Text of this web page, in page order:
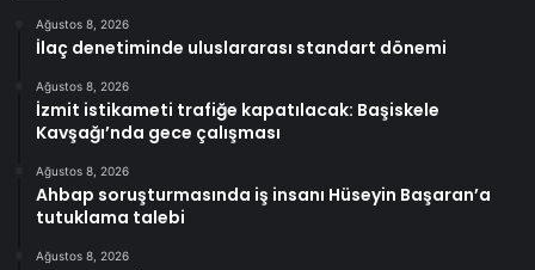
Ağustos 8, 2026
İlaç denetiminde uluslararası standart dönemi
Ağustos 8, 2026
İzmit istikameti trafiğe kapatılacak: Başiskele
Kavşağı’nda gece çalışması
Ağustos 8, 2026
Ahbap soruşturmasında iş insanı Hüseyin Başaran’a
tutuklama talebi
Ağustos 8, 2026